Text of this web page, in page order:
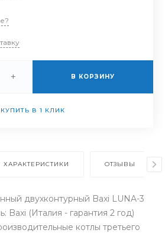
+ В КОРЗИНУ
КУПИТЬ В 1 КЛИК
ХАРАКТЕРИСТИКИ ОТЗЫВЫ
двухконтурный Baxi LUNA-3
Baxi (Италия - гарантия 2 год)
котлы третьего